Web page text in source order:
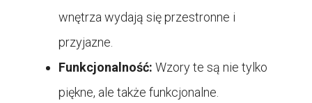
wnętrza wydają się przestronne i
przyjazne.
Funkcjonalność: Wzory te są nie tylko
piękne, ale także funkcjonalne.